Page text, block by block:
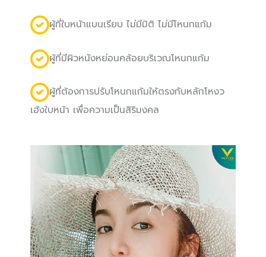
ผู้ที่ใบหน้าแบนเรียบ ไม่มีมิติ ไม่มีโหนกแก้ม
ผู้ที่มีผิวหนังหย่อนคล้อยบริเวณโหนกแก้ม
ผู้ที่ต้องการปรับโหนกแก้มให้ตรงกับหลักโหงว
เฮ้งใบหน้า เพื่อความเป็นสิริมงคล